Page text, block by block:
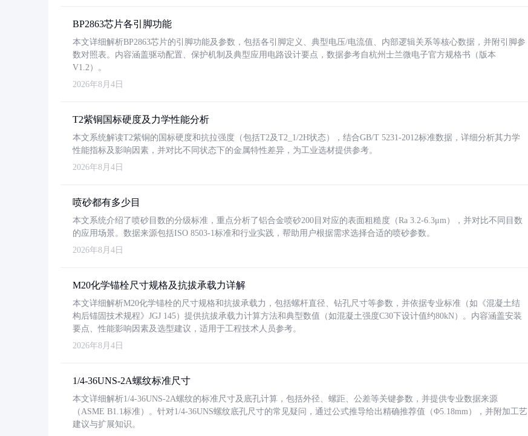
BP2863芯片各引脚功能
本文详细解析BP2863芯片的引脚功能及参数，包括各引脚定义、典型电压/电流值、内部逻辑关系等核心数据，并附引脚参
数对照表。内容涵盖驱动配置、保护机制及典型应用电路设计要点，数据参考自杭州士兰微电子官方规格书（版本
V1.2）。
2026年8月4日
T2紫铜国标硬度及力学性能分析
本文系统解读T2紫铜的国标硬度和抗拉强度（包括T2及T2_1/2H状态），结合GB/T 5231-2012标准数据，详细分析其力学
性能指标及影响因素，并对比不同状态下的金属特性差异，为工业选材提供参考。
2026年8月4日
喷砂都有多少目
本文系统介绍了喷砂目数的分级标准，重点分析了铝合金喷砂200目对应的表面粗糙度（Ra 3.2-6.3μm），并对比不同目数
的应用场景。数据来源包括ISO 8503-1标准和行业实践，帮助用户根据需求选择合适的喷砂参数。
2026年8月4日
M20化学锚栓尺寸规格及抗拔承载力详解
本文详细解析M20化学锚栓的尺寸规格和抗拔承载力，包括螺杆直径、钻孔尺寸等参数，并依据专业标准（如《混凝土结
构后锚固技术规程》JGJ 145）提供抗拔承载力计算方法和典型数值（如混凝土强度C30下设计值约80kN）。内容涵盖安装
要点、性能影响因素及选型建议，适用于工程技术人员参考。
2026年8月4日
1/4-36UNS-2A螺纹标准尺寸
本文详细解析1/4-36UNS-2A螺纹的标准尺寸及底孔计算，包括外径、螺距、公差等关键参数，并提供专业数据来源
（ASME B1.1标准）。针对1/4-36UNS螺纹底孔尺寸的常见疑问，通过公式推导给出精确推荐值（Φ5.18mm），并附加工艺
建议与扩展知识。